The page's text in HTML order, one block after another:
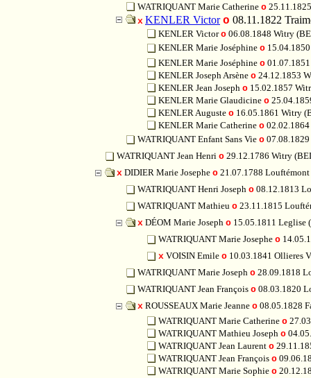
WATRIQUANT Marie Catherine o
x KENLER Victor o 08.11.1822
KENLER Victoro 06.08.1848 Witry
KENLER Marie Joséphine o
KENLER Marie Joséphine o
KENLER Joseph Arsène o 24.12.1853
KENLER Jean Joseph o 15.02.1857
KENLER Marie Glaudicine o
KENLER Auguste o 16.05.1861 Witry
KENLER Marie Catherine o
WATRIQUANT Enfant Sans Vie o
WATRIQUANT Jean Henri o 29.12.1786 Witry
x DIDIER Marie Josephe o 21.07.1788
WATRIQUANT Henri Joseph o 08.12.1813
WATRIQUANT Mathieu o 23.11.1815
x DÉOM Marie Joseph o 15.05.1811 Leglise
WATRIQUANT Marie Josephe o
x VOISIN Emile o 10.03.1841 Ollieres
WATRIQUANT Marie Joseph o 28.09.1818
WATRIQUANT Jean François o 08.03.1820
x ROUSSEAUX Marie Jeanne o 08.05.1828
WATRIQUANT Marie Catherine o
WATRIQUANT Mathieu Joseph o
WATRIQUANT Jean Laurent o
WATRIQUANT Jean François o
WATRIQUANT Marie Sophie o